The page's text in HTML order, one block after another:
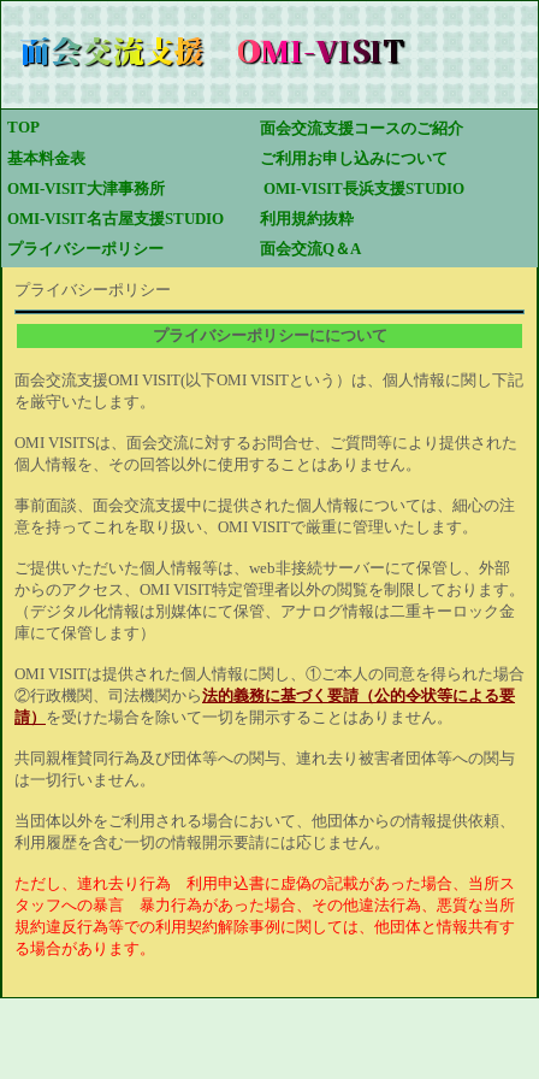
TOP
面会交流支援コースのご紹介
基本料金表
ご利用お申し込みについて
OMI-VISIT大津事務所
OMI-VISIT長浜支援STUDIO
OMI-VISIT名古屋支援STUDIO
利用規約抜粋
プライバシーポリシー
面会交流Q＆A
プライバシーポリシー
プライバシーポリシーにについて
面会交流支援OMI VISIT(以下OMI VISITという）は、個人情報に関し下記
を厳守いたします。
OMI VISITSは、面会交流に対するお問合せ、ご質問等により提供された
個人情報を、その回答以外に使用することはありません。
事前面談、面会交流支援中に提供された個人情報については、細心の注
意を持ってこれを取り扱い、OMI VISITで厳重に管理いたします。
ご提供いただいた個人情報等は、web非接続サーバーにて保管し、外部
からのアクセス、OMI VISIT特定管理者以外の閲覧を制限しております。
（デジタル化情報は別媒体にて保管、アナログ情報は二重キーロック金
庫にて保管します）
OMI VISITは提供された個人情報に関し、①ご本人の同意を得られた場合
②行政機関、司法機関から法的義務に基づく要請（公的令状等による要
請） を受けた場合を除いて一切を開示することはありません。
共同親権賛同行為及び団体等への関与、連れ去り被害者団体等への関与
は一切行いません。
当団体以外をご利用される場合において、他団体からの情報提供依頼、
利用履歴を含む一切の情報開示要請には応じません。
ただし、連れ去り行為 利用申込書に虚偽の記載があった場合、当所ス
タッフへの暴言 暴力行為があった場合、その他違法行為、悪質な当所
規約違反行為等での利用契約解除事例に関しては、他団体と情報共有す
る場合があります。